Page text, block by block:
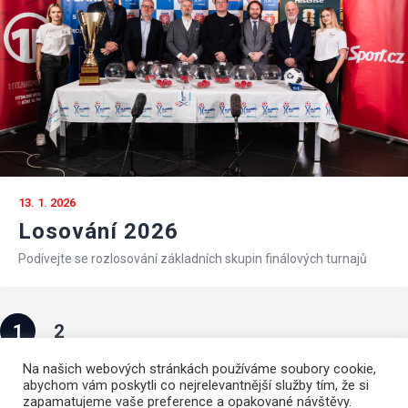
13. 1. 2026
Losování 2026
Podívejte se rozlosování základních skupin finálových turnajů
1 2
Na našich webových stránkách používáme soubory cookie,
abychom vám poskytli co nejrelevantnější služby tím, že si
zapamatujeme vaše preference a opakované návštěvy.